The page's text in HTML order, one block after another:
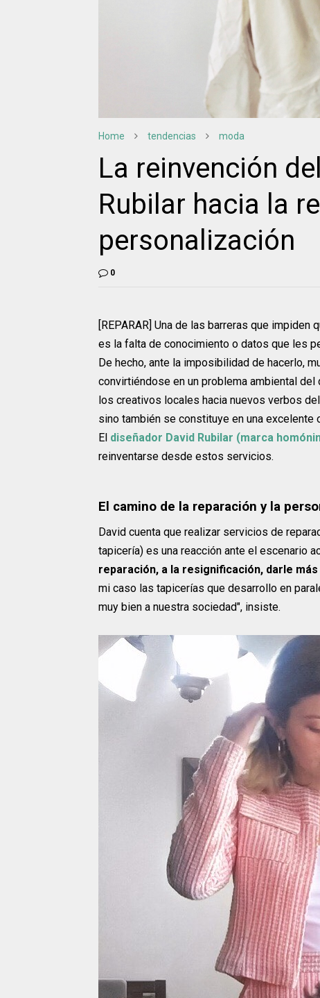
Home tendencias moda
La reinvención
Rubilar hacia la
personalización
0
[REPARAR] Una de las barreras que
es la falta de conocimiento o datos que les
De hecho, ante la imposibilidad de hacerlo,
convirtiéndose en un problema ambiental
los creativos locales hacia nuevos verbos
sino también se constituye en una excelente
El diseñador David Rubilar (marca
reinventarse desde estos servicios.
El camino de la reparación y la
David cuenta que realizar servicios de
tapicería) es una reacción ante el escenario
reparación, a la resignificación, darle
mi caso las tapicerías que desarrollo en
muy bien a nuestra sociedad", insiste.